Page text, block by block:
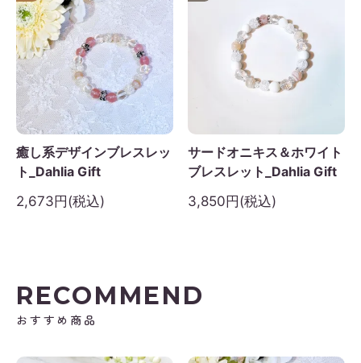
癒し系デザインブレスレッ
ト_Dahlia Gift
2,673円(税込)
サードオニキス＆ホワイト
ブレスレット_Dahlia Gift
3,850円(税込)
RECOMMEND
おすすめ商品